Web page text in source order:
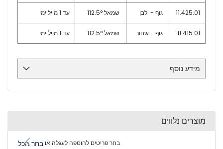
11.425.01 גוף - לבן שמאל112.5° עד 1 מייל ימי
11.415.01 גוף - שחור שמאל 112.5° עד 1 מייל ימי
מידע נוסף
מוצרים נלווים
בחר פריטים להוספה לעגלה או בחר הכל